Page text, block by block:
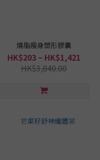
燒脂瘦身塑形膠囊
HK$203 ~ HK$1,421
HK$3,840.00